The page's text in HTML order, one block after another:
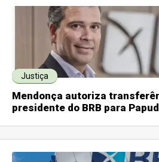
Justiça
Mendonça autoriza
presidente do BRB para